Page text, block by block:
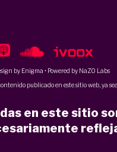
by Enigma • Powered by NaZO Labs
publicado en este sitio web, ya
en este sitio